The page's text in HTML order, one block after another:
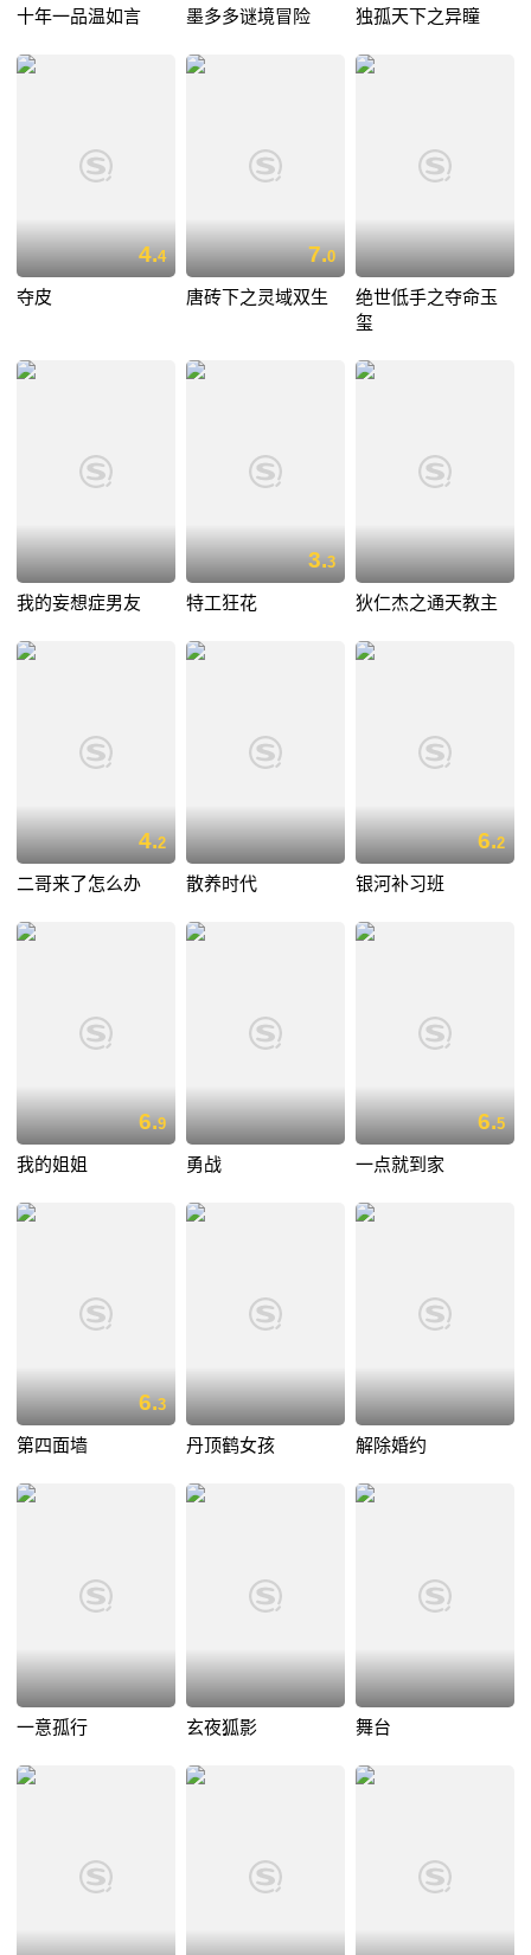
十年一品温如言 墨多多谜境冒险 独孤天下之异瞳
4.4
夺皮
7.0
唐砖下之灵域双生
绝世低手之夺命玉
玺
我的妄想症男友
3.3
特工狂花 狄仁杰之通天教主
4.2
二哥来了怎么办 散养时代
6.2
银河补习班
6.9
我的姐姐 勇战
6.5
一点就到家
6.3
第四面墙 丹顶鹤女孩 解除婚约
一意孤行 玄夜狐影 舞台